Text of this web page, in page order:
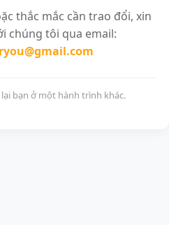
thắc mắc cần trao đổi, xin
chúng tôi qua email:
bạn ở một hành trình khác.